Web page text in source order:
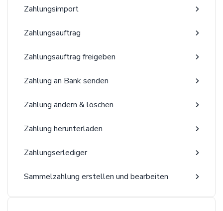
Zahlungsimport
Zahlungsauftrag
Zahlungsauftrag freigeben
Zahlung an Bank senden
Zahlung ändern & löschen
Zahlung herunterladen
Zahlungserlediger
Sammelzahlung erstellen und bearbeiten